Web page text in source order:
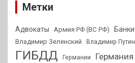
Метки
Адвокаты Армия РФ (ВС РФ) Банки
Владимир Зеленский Владимир Путин
ГИБДД Германии Германия